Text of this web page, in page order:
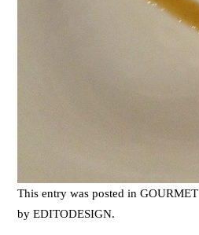
This entry was posted inGOURMET
byEDITODESIGN.